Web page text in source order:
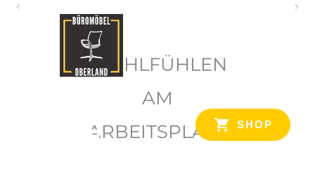
SHOP
WOHLFÜHLEN
AM
ARBEITSPLATZ